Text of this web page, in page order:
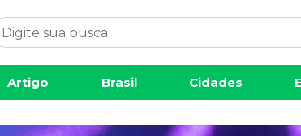
Artigo Brasil Cidades